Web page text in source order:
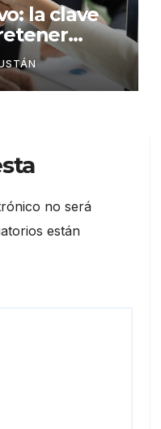
la clave
no será
están